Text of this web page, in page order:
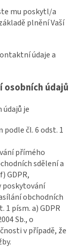
mu poskytl/a
plnění Vaší
údaje a
osobních údajů
údajů je
podle čl. 6 odst. 1
přímého
sdělení a
GDPR,
poskytování
obchodních
písm. a) GDPR
Sb., o
v případě, že